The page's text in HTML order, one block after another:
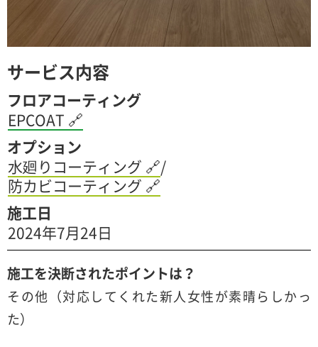
サービス内容
フロアコーティング
EPCOAT 🔗
オプション
水廻りコーティング 🔗/
防カビコーティング 🔗
施工日
2024年7月24日
施工を決断されたポイントは？
その他（対応してくれた新人女性が素晴らしかっ
た）